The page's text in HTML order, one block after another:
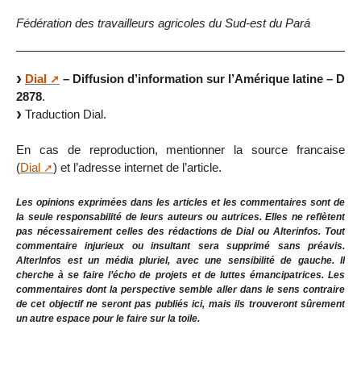
Fédération des travailleurs agricoles du Sud-est du Pará
Dial
– Diffusion d’information sur l’Amérique latine – D
2878.
Traduction Dial.
En cas de reproduction, mentionner la source francaise
(Dial ) et l’adresse internet de l’article.
Les opinions exprimées dans les articles et les commentaires sont de
la seule responsabilité de leurs auteurs ou autrices. Elles ne reflètent
pas nécessairement celles des rédactions de Dial ou Alterinfos. Tout
commentaire injurieux ou insultant sera supprimé sans préavis.
AlterInfos est un média pluriel, avec une sensibilité de gauche. Il
cherche à se faire l’écho de projets et de luttes émancipatrices. Les
commentaires dont la perspective semble aller dans le sens contraire
de cet objectif ne seront pas publiés ici, mais ils trouveront sûrement
un autre espace pour le faire sur la toile.